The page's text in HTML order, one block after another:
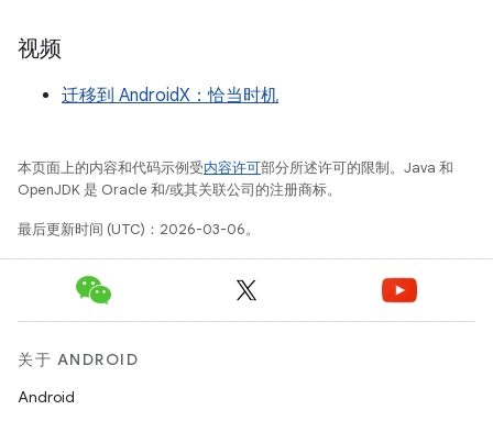
视频
迁移到 AndroidX：恰当时机
本页面上的内容和代码示例受内容许可部分所述许可的限制。Java 和
OpenJDK 是 Oracle 和/或其关联公司的注册商标。
最后更新时间 (UTC)：2026-03-06。
关于 ANDROID
Android